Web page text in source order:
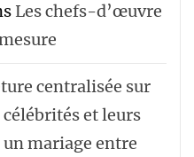
Les chefs-d’œuvre
centralisée sur
célébrités et leurs
mariage entre